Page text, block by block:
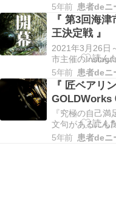
ーのお財布に優
ンプレッ…
|･ω･｀)ｺｯｼｮﾘ 海
Instagramで開
回海津市バス釣
終わりある程度
のかと思いきや
きて約15年振り
江川自己記録の
5年前 患者deニ
『 第3回海
王決定戦 』
2021年3月26日
市主催の
トリー出来るイ
『第3回海津市
戦』 が絶賛開
ｮﾘ いや、もう終
たこのタイミ
誰しもが感じる
この文章自体は
5年前 患者deニ
『 匠ベアリ
『究極の自己
文句があるにも
える、体感出来
5年前 患者deニ